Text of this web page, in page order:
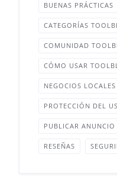
BUENAS PRÁCTICAS
CATEGORÍAS
COMUNIDAD
CÓMO USAR
NEGOCIOS LOCALES
PROTECCIÓN DEL
PUBLICAR ANUNCIO
RESEÑAS